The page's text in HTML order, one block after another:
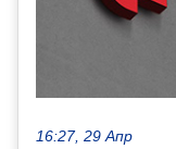
16:27, 29 Апр